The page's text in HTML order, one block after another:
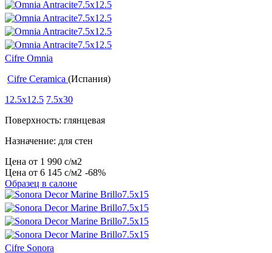
Cifre Omnia
Cifre Ceramica (Испания)
12.5x12.5 7.5x30
Поверхность: глянцевая
Назначение: для стен
Цена от 1 990 c/м2
Цена от 6 145 c/м2 -68%
Образец в салоне
Cifre Sonora